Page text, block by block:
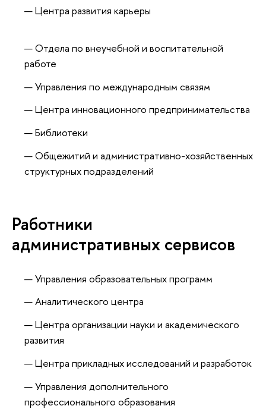
Центра развития карьеры
Отдела по внеучебной и воспитательной
работе
Управления по международным связям
Центра инновационного предпринимательства
Библиотеки
Общежитий и административно-хозяйственных
структурных подразделений
Работники
административных сервисов
Управления образовательных программ
Аналитического центра
Центра организации науки и академического
развития
Центра прикладных исследований и разработок
Управления дополнительного
профессионального образования